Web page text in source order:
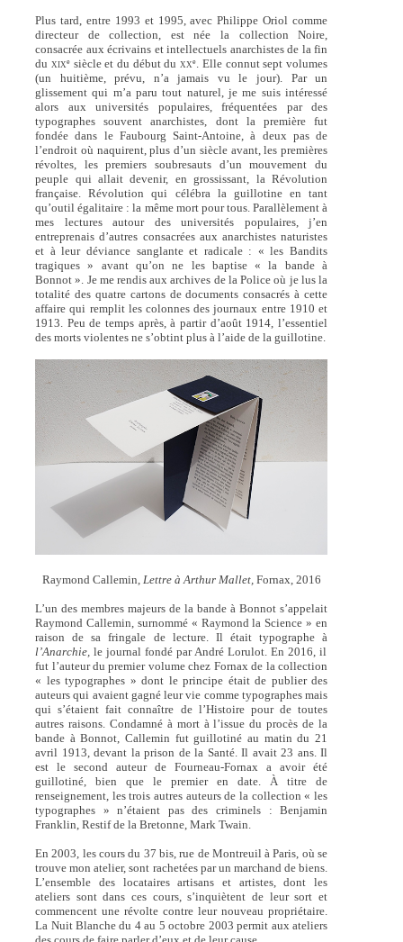
Plus tard, entre 1993 et 1995, avec Philippe Oriol comme
directeur de collection, est née la collection Noire,
consacrée aux écrivains et intellectuels anarchistes de la fin
du XIXesiècle et du début duXXe. Elle connut sept volumes
(un huitième, prévu, n’a jamais vu le jour). Par un
glissement qui m’a paru tout naturel, je me suis intéressé
alors aux universités populaires, fréquentées par des
typographes souvent anarchistes, dont la première fut
fondée dans le Faubourg Saint-Antoine, à deux pas de
l’endroit où naquirent, plus d’un siècle avant, les premières
révoltes, les premiers soubresauts d’un mouvement du
peuple qui allait devenir, en grossissant, la Révolution
française. Révolution qui célébra la guillotine en tant
qu’outil égalitaire : la même mort pour tous. Parallèlement à
mes lectures autour des universités populaires, j’en
entreprenais d’autres consacrées aux anarchistes naturistes
et à leur déviance sanglante et radicale : « les Bandits
tragiques » avant qu’on ne les baptise « la bande à
Bonnot ». Je me rendis aux archives de la Police où je lus la
totalité des quatre cartons de documents consacrés à cette
affaire qui remplit les colonnes des journaux entre 1910 et
1913. Peu de temps après, à partir d’août 1914, l’essentiel
des morts violentes ne s’obtint plus à l’aide de la guillotine.
Raymond Callemin, Lettre à Arthur Mallet, Fornax, 2016
L’un des membres majeurs de la bande à Bonnot s’appelait
Raymond Callemin, surnommé « Raymond la Science » en
raison de sa fringale de lecture. Il était typographe à
l’Anarchie, le journal fondé par André Lorulot. En 2016, il
fut l’auteur du premier volume chez Fornax de la collection
« les typographes » dont le principe était de publier des
auteurs qui avaient gagné leur vie comme typographes mais
qui s’étaient fait connaître de l’Histoire pour de toutes
autres raisons. Condamné à mort à l’issue du procès de la
bande à Bonnot, Callemin fut guillotiné au matin du 21
avril 1913, devant la prison de la Santé. Il avait 23 ans. Il
est le second auteur de Fourneau-Fornax a avoir été
guillotiné, bien que le premier en date. À titre de
renseignement, les trois autres auteurs de la collection « les
typographes » n’étaient pas des criminels : Benjamin
Franklin, Restif de la Bretonne, Mark Twain.
En 2003, les cours du 37 bis, rue de Montreuil à Paris, où se
trouve mon atelier, sont rachetées par un marchand de biens.
L’ensemble des locataires artisans et artistes, dont les
ateliers sont dans ces cours, s’inquiètent de leur sort et
commencent une révolte contre leur nouveau propriétaire.
La Nuit Blanche du 4 au 5 octobre 2003 permit aux ateliers